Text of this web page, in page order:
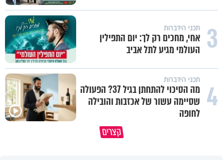
3 תכני הידברות
אחי, מחכים רק לך: יום התפילין
העולמי מגיע לתל אביב
4 תכני הידברות
מה הסיכוי להתחתן בגיל 37? הפעולה
שסיימה עשור של אכזבות והובילה
לחופה
קצרים
האם אפשר להפוך קללה לברכה?
תהיו אהרון הכהן - תשכינו שלום